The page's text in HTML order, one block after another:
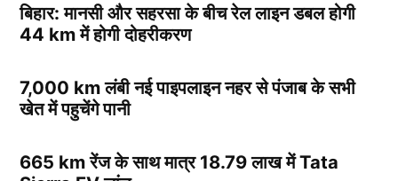
बिहार: मानसी और सहरसा के बीच रेल लाइन डबल होगी
44 km में होगी दोहरीकरण
7,000 km लंबी नई पाइपलाइन नहर से पंजाब के सभी
खेत में पहुचेंगे पानी
665 km रेंज के साथ मात्र 18.79 लाख में Tata